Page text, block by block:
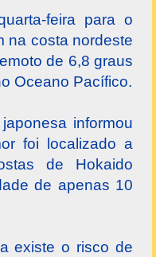
feira para o
na costa nordeste
de 6,8 graus
Oceano Pacífico.
informou
foi localizado a
de Hokaido
de apenas 10
existe o risco de